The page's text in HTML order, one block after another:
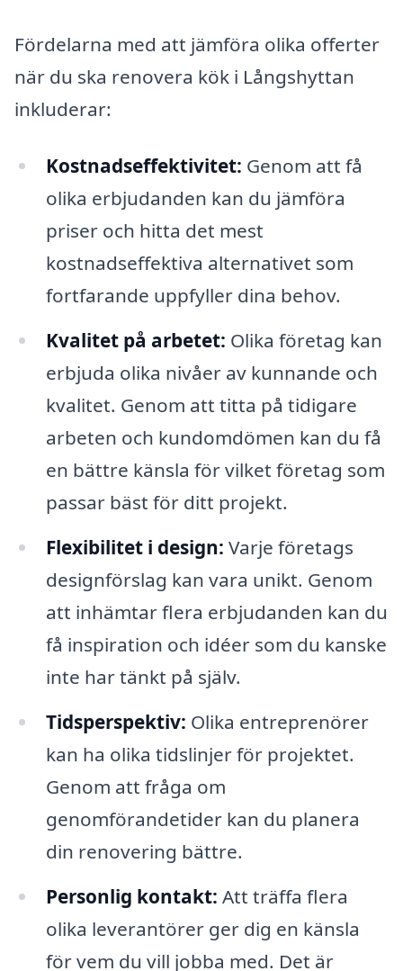
Fördelarna med att jämföra olika offerter
när du ska renovera kök i Långshyttan
inkluderar:
Kostnadseffektivitet: Genom att få
olika erbjudanden kan du jämföra
priser och hitta det mest
kostnadseffektiva alternativet som
fortfarande uppfyller dina behov.
Kvalitet på arbetet: Olika företag kan
erbjuda olika nivåer av kunnande och
kvalitet. Genom att titta på tidigare
arbeten och kundomdömen kan du få
en bättre känsla för vilket företag som
passar bäst för ditt projekt.
Flexibilitet i design: Varje företags
designförslag kan vara unikt. Genom
att inhämtar flera erbjudanden kan du
få inspiration och idéer som du kanske
inte har tänkt på själv.
Tidsperspektiv: Olika entreprenörer
kan ha olika tidslinjer för projektet.
Genom att fråga om
genomförandetider kan du planera
din renovering bättre.
Personlig kontakt: Att träffa flera
olika leverantörer ger dig en känsla
för vem du vill jobba med. Det är